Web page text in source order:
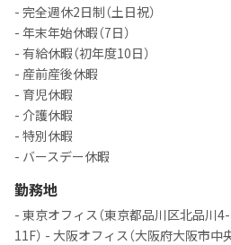
- 完全週休2日制（土日祝）
- 年末年始休暇（7日）
- 有給休暇（初年度10日）
- 産前産後休暇
- 育児休暇
- 介護休暇
- 特別休暇
- バースデー休暇
勤務地
- 東京オフィス（東京都品川区北品川
11F） - 大阪オフィス（大阪府大阪市